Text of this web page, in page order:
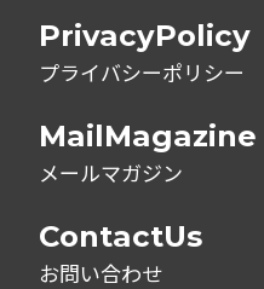
PrivacyPolicy
プライバシーポリシー
MailMagazine
メールマガジン
ContactUs
お問い合わせ